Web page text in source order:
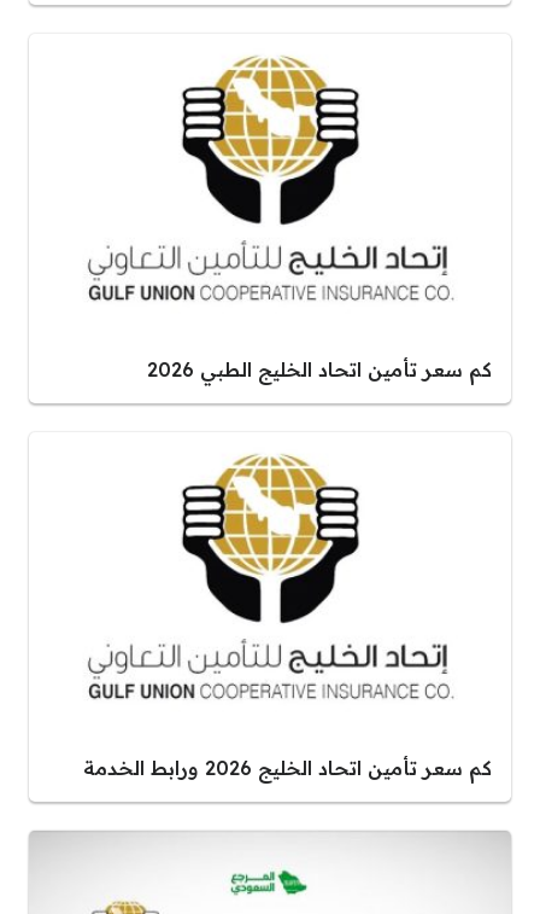
كم سعر تأمين اتحاد الخليج الطبي 2026
كم سعر تأمين اتحاد الخليج 2026 ورابط الخدمة